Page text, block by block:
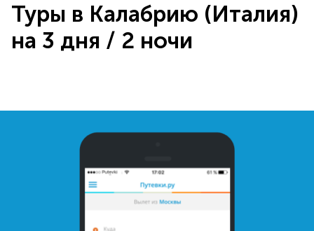
Туры в Калабрию (Италия)
на 3 дня / 2 ночи